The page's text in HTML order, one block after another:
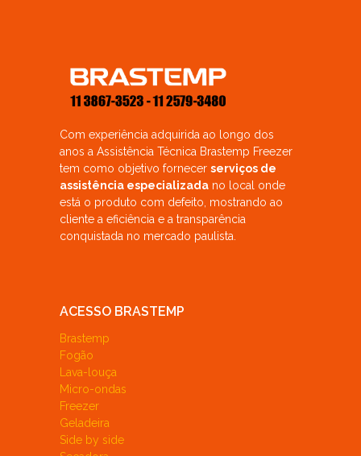
Com experiência adquirida ao longo dos
anos a Assistência Técnica Brastemp Freezer
tem como objetivo fornecer serviços de
assistência especializada no local onde
está o produto com defeito, mostrando ao
cliente a eficiência e a transparência
conquistada no mercado paulista.
ACESSO BRASTEMP
Brastemp
Fogão
Lava-louça
Micro-ondas
Freezer
Geladeira
Side by side